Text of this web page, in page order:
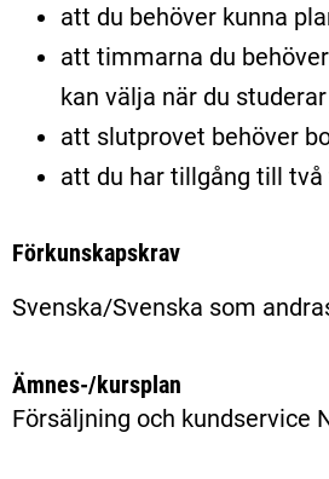
att du behöver kunna
att timmarna du
kan välja när du studerar
att slutprovet behöver
att du har tillgång till
Förkunskapskrav
Svenska/Svenska som
Ämnes-/kursplan
Försäljning och kundservice